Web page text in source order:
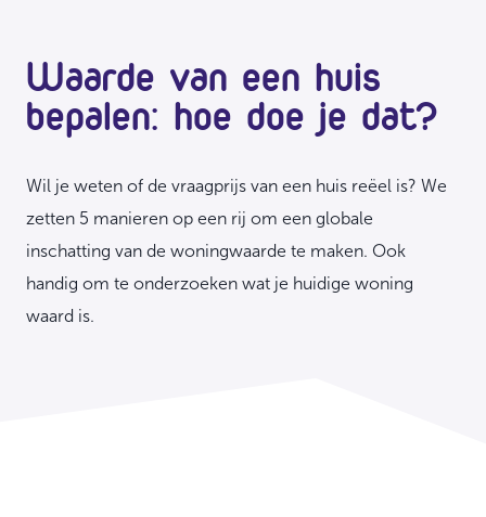
Waarde van een huis
bepalen: hoe doe je dat?
Wil je weten of de vraagprijs van een huis reëel is? We
zetten 5 manieren op een rij om een globale
inschatting van de woningwaarde te maken. Ook
handig om te onderzoeken wat je huidige woning
waard is.